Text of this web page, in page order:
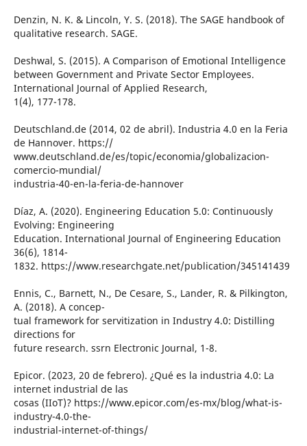
Denzin, N. K. & Lincoln, Y. S. (2018). The SAGE handbook of
qualitative research. SAGE.
Deshwal, S. (2015). A Comparison of Emotional Intelligence
between Government and Private Sector Employees.
International Journal of Applied Research,
1(4), 177-178.
Deutschland.de (2014, 02 de abril). Industria 4.0 en la Feria
de Hannover. https://
www.deutschland.de/es/topic/economia/globalizacion-
comercio-mundial/
industria-40-en-la-feria-de-hannover
Díaz, A. (2020). Engineering Education 5.0: Continuously
Evolving: Engineering
Education. International Journal of Engineering Education
36(6), 1814-
1832. https://www.researchgate.net/publication/345141439
Ennis, C., Barnett, N., De Cesare, S., Lander, R. & Pilkington,
A. (2018). A concep-
tual framework for servitization in Industry 4.0: Distilling
directions for
future research. ssrn Electronic Journal, 1-8.
Epicor. (2023, 20 de febrero). ¿Qué es la industria 4.0: La
internet industrial de las
cosas (IIoT)? https://www.epicor.com/es-mx/blog/what-is-
industry-4.0-the-
industrial-internet-of-things/